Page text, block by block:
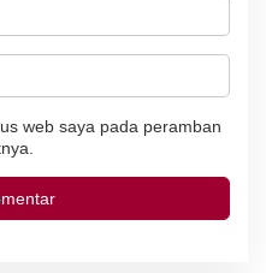
web saya pada peramban